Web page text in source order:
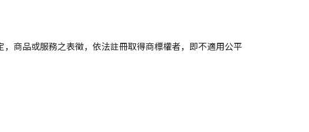
商品或服務之表徵，依法註冊取得商標權者，即不適用公平